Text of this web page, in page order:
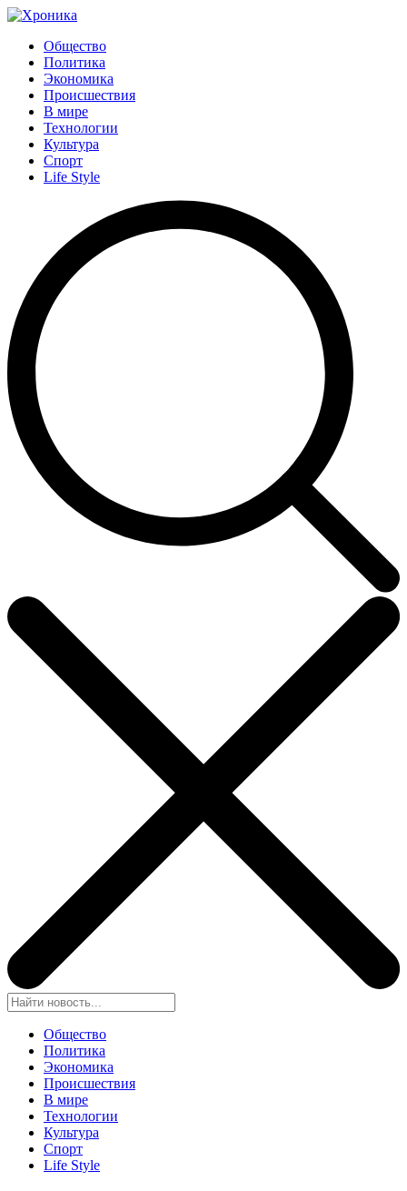
Общество
Политика
Экономика
Происшествия
В мире
Технологии
Культура
Спорт
Life Style
Общество
Политика
Экономика
Происшествия
В мире
Технологии
Культура
Спорт
Life Style